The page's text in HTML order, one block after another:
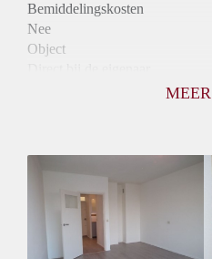
Bemiddelingskosten
Nee
Object
Inkomen eis
3,1 X Maandhuur Bruto
Huurtermijn
MEER